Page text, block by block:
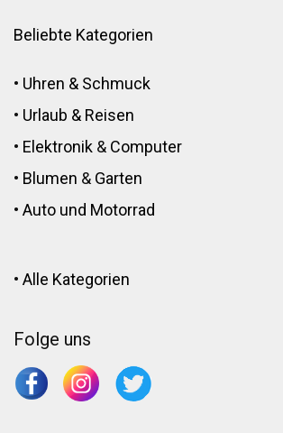
Beliebte Kategorien
• Uhren & Schmuck
• Urlaub & Reisen
• Elektronik & Computer
• Blumen & Garten
• Auto und Motorrad
• Alle Kategorien
Folge uns